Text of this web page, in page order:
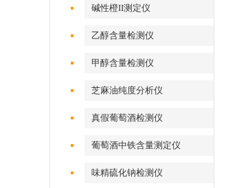
碱性橙II测定仪
乙醇含量检测仪
甲醇含量检测仪
芝麻油纯度分析仪
真假葡萄酒检测仪
葡萄酒中铁含量测定仪
味精硫化钠检测仪